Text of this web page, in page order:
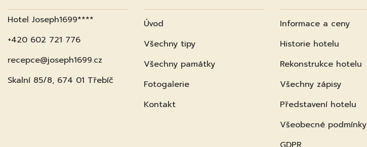
Hotel Joseph1699****
+420 602 721 776
recepce@joseph1699.cz
Skalní 85/8, 674 01 Třebíč
Úvod
Všechny tipy
Všechny památky
Fotogalerie
Kontakt
Informace a ceny
Historie hotelu
Rekonstrukce hotelu
Všechny zápisy
Představení hotelu
Všeobecné podmínky